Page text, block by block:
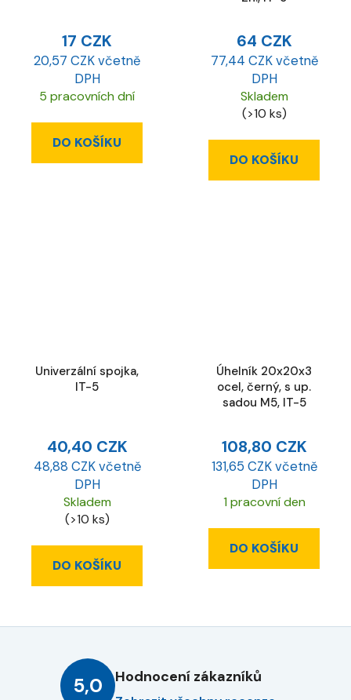
17 CZK
20,57 CZK včetně
DPH
5 pracovních dní
DO KOŠÍKU
64 CZK
77,44 CZK včetně
DPH
Skladem
(>10 ks)
DO KOŠÍKU
Univerzální spojka,
IT-5
40,40 CZK
48,88 CZK včetně
DPH
Skladem
(>10 ks)
DO KOŠÍKU
Úhelník 20x20x3
ocel, černý, s up.
sadou M5, IT-5
108,80 CZK
131,65 CZK včetně
DPH
1 pracovní den
DO KOŠÍKU
5,0 Hodnocení zákazníků